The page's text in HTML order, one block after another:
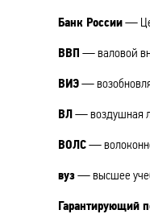
Банк России—
ВВП — валовой
ВИЭ—
ВЛ— воздушная
ВОЛС—
вуз— высшее
Гарантирующий